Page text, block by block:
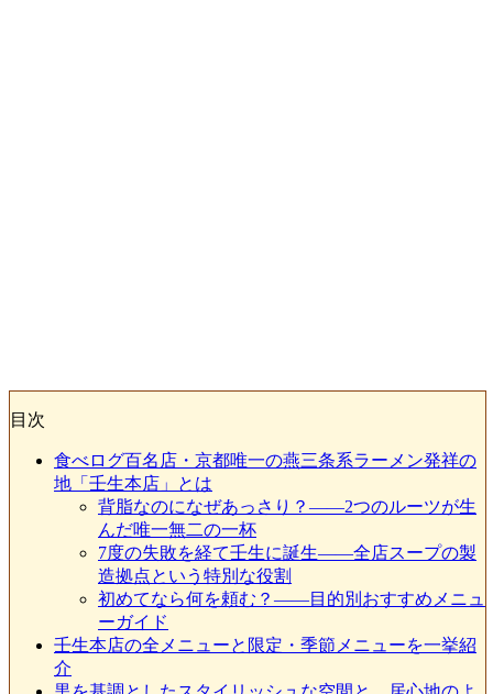
目次
食べログ百名店・京都唯一の燕三条系ラーメン発祥の
地「壬生本店」とは
背脂なのになぜあっさり？——2つのルーツが生
んだ唯一無二の一杯
7度の失敗を経て壬生に誕生——全店スープの製
造拠点という特別な役割
初めてなら何を頼む？——目的別おすすめメニュ
ーガイド
壬生本店の全メニューと限定・季節メニューを一挙紹
介